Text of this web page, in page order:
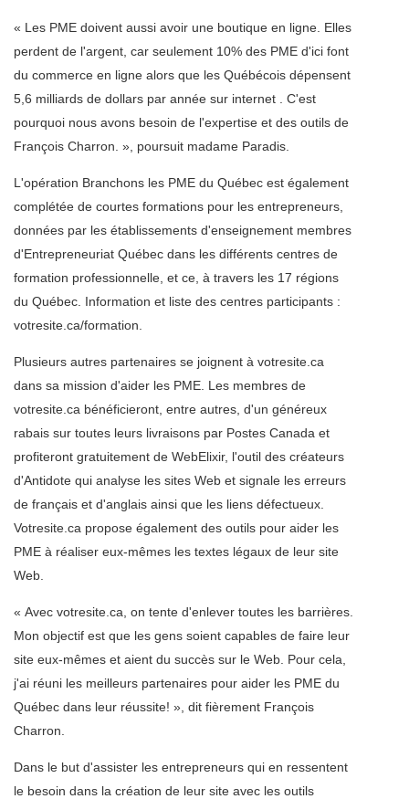
« Les PME doivent aussi avoir une boutique en ligne. Elles
perdent de l'argent, car seulement 10% des PME d'ici font
du commerce en ligne alors que les Québécois dépensent
5,6 milliards de dollars par année sur internet . C'est
pourquoi nous avons besoin de l'expertise et des outils de
François Charron. », poursuit madame Paradis.
L'opération Branchons les PME du Québec est également
complétée de courtes formations pour les entrepreneurs,
données par les établissements d'enseignement membres
d'Entrepreneuriat Québec dans les différents centres de
formation professionnelle, et ce, à travers les 17 régions
du Québec. Information et liste des centres participants :
votresite.ca/formation.
Plusieurs autres partenaires se joignent à votresite.ca
dans sa mission d'aider les PME. Les membres de
votresite.ca bénéficieront, entre autres, d'un généreux
rabais sur toutes leurs livraisons par Postes Canada et
profiteront gratuitement de WebElixir, l'outil des créateurs
d'Antidote qui analyse les sites Web et signale les erreurs
de français et d'anglais ainsi que les liens défectueux.
Votresite.ca propose également des outils pour aider les
PME à réaliser eux-mêmes les textes légaux de leur site
Web.
« Avec votresite.ca, on tente d'enlever toutes les barrières.
Mon objectif est que les gens soient capables de faire leur
site eux-mêmes et aient du succès sur le Web. Pour cela,
j'ai réuni les meilleurs partenaires pour aider les PME du
Québec dans leur réussite! », dit fièrement François
Charron.
Dans le but d'assister les entrepreneurs qui en ressentent
le besoin dans la création de leur site avec les outils